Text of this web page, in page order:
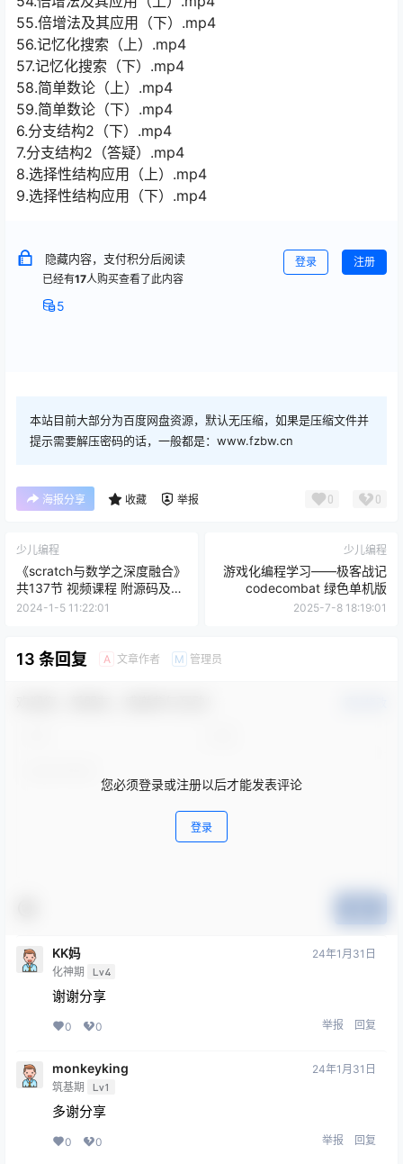
55.倍增法及其应用（下）.mp4
56.记忆化搜索（上）.mp4
57.记忆化搜索（下）.mp4
58.简单数论（上）.mp4
59.简单数论（下）.mp4
6.分支结构2（下）.mp4
7.分支结构2（答疑）.mp4
8.选择性结构应用（上）.mp4
9.选择性结构应用（下）.mp4
隐藏内容，支付积分后阅读
已经有17人购买查看了此内容
5
登录 注册
本站目前大部分为百度网盘资源，默认无压缩，如果是压缩文件并
提示需要解压密码的话，一般都是：www.fzbw.cn
海报分享 收藏 举报 0 0
少儿编程
《scratch与数学之深度融合》
共137节 视频课程 附源码及课
件
2024-1-5 11:22:01
少儿编程
游戏化编程学习——极客战记
codecombat 绿色单机版
2025-7-8 18:19:01
13 条回复 A 文章作者 M 管理员
您必须登录或注册以后才能发表评论
登录
KK妈
化神期 Lv4
24年1月31日
谢谢分享
0 0 举报 回复
monkeyking
筑基期 Lv1
24年1月31日
多谢分享
0 0 举报 回复